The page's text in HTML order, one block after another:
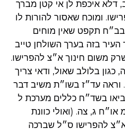
דלא איכפת לן אי קטן מברך
ומוכח שאסור להורות לו
תקפט שאין מוחים
העיר בזה בערך השולחן טייב
משום חינוך א״צ להפרישו.
כגון בלולב שאול, ודאי צריך
עד״ז בשו״ת משיב דבר
בשד״ח כללים מערכת ל
ג, צה. (ואולי כוונת
להפרישו ס״ל שברכה